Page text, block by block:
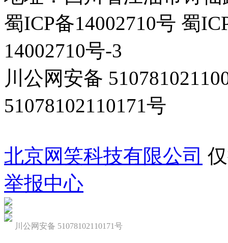
蜀ICP备14002710号 蜀
14002710号-3
川公网安备
51078102110171号
北京网笑科技有限公司
举报中心
川公网安备 51078102110171号